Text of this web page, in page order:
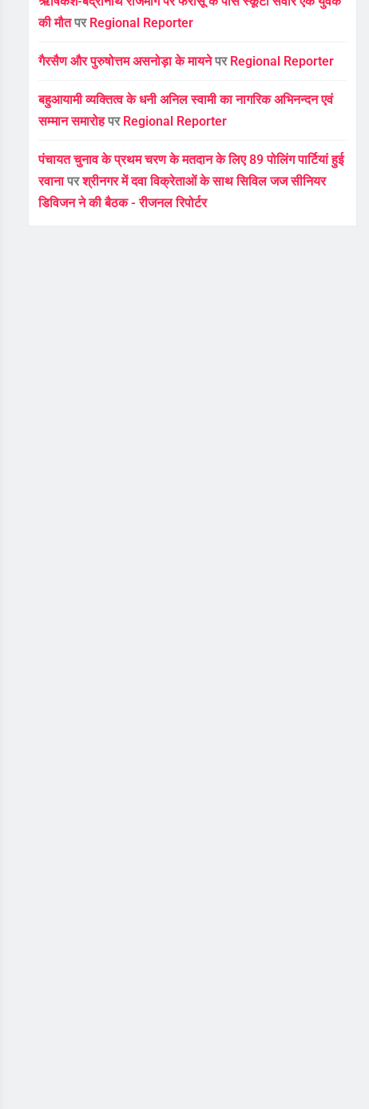
की मौतपर Regional Reporter
गैरसैण और पुरुषोत्तम असनोड़ा के मायनेपर Regional Reporter
बहुआयामी व्यक्तित्व के धनी अनिल स्वामी का नागरिक अभिनन्दन एवं
सम्मान समारोहपर Regional Reporter
पंचायत चुनाव के प्रथम चरण के मतदान के लिए 89 पोलिंग पार्टियां हुई
रवानापरश्रीनगर में दवा विक्रेताओं के साथ सिविल जज सीनियर
डिविजन ने की बैठक - रीजनल रिपोर्टर